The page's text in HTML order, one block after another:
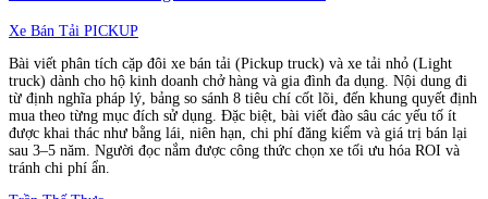
Xe Bán Tải PICKUP
Bài viết phân tích cặp đôi xe bán tải (Pickup truck) và xe tải nhỏ (Light
truck) dành cho hộ kinh doanh chở hàng và gia đình đa dụng. Nội dung đi
từ định nghĩa pháp lý, bảng so sánh 8 tiêu chí cốt lõi, đến khung quyết định
mua theo từng mục đích sử dụng. Đặc biệt, bài viết đào sâu các yếu tố ít
được khai thác như bằng lái, niên hạn, chi phí đăng kiểm và giá trị bán lại
sau 3–5 năm. Người đọc nắm được công thức chọn xe tối ưu hóa ROI và
tránh chi phí ẩn.